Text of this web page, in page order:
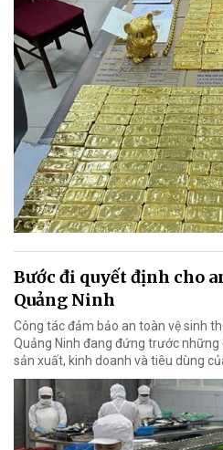
Bước đi quyết định cho
Quảng Ninh
Công tác đảm bảo an toàn vệ sinh
Quảng Ninh đang đứng trước
sản xuất, kinh doanh và tiêu dùng